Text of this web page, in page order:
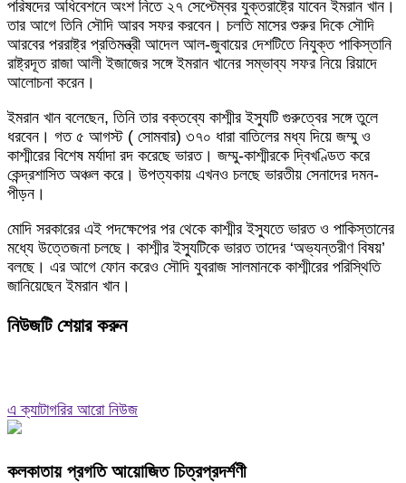
পরিষদের অধিবেশনে অংশ নিতে ২৭ সেপ্টেম্বর যুক্তরাষ্ট্রে যাবেন ইমরান খান।
তার আগে তিনি সৌদি আরব সফর করবেন। চলতি মাসের শুরুর দিকে সৌদি
আরবের পররাষ্ট্র প্রতিমন্ত্রী আদেল আল-জুবায়ের দেশটিতে নিযুক্ত পাকিস্তানি
রাষ্ট্রদূত রাজা আলী ইজাজের সঙ্গে ইমরান খানের সম্ভাব্য সফর নিয়ে রিয়াদে
আলোচনা করেন।
ইমরান খান বলেছেন, তিনি তার বক্তব্যে কাশ্মীর ইস্যুটি গুরুত্বের সঙ্গে তুলে
ধরবেন। গত ৫ আগস্ট ( সোমবার) ৩৭০ ধারা বাতিলের মধ্য দিয়ে জম্মু ও
কাশ্মীরের বিশেষ মর্যাদা রদ করেছে ভারত। জম্মু-কাশ্মীরকে দ্বিখণ্ডিত করে
কেন্দ্রশাসিত অঞ্চল করে। উপত্যকায় এখনও চলছে ভারতীয় সেনাদের দমন-
পীড়ন।
মোদি সরকারের এই পদক্ষেপের পর থেকে কাশ্মীর ইস্যুতে ভারত ও পাকিস্তানের
মধ্যে উত্তেজনা চলছে। কাশ্মীর ইস্যুটিকে ভারত তাদের ‘অভ্যন্তরীণ বিষয়’
বলছে। এর আগে ফোন করেও সৌদি যুবরাজ সালমানকে কাশ্মীরের পরিস্থিতি
জানিয়েছেন ইমরান খান।
নিউজটি শেয়ার করুন
এ ক্যাটাগরির আরো নিউজ
কলকাতায় প্রগতি আয়োজিত চিত্রপ্রদর্শণী